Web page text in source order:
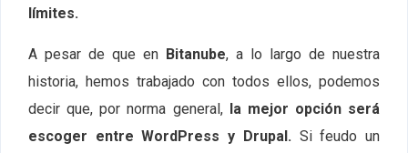
límites.
A pesar de que en Bitanube, a lo largo de nuestra
historia, hemos trabajado con todos ellos, podemos
decir que, por norma general, la mejor opción será
escoger entre WordPress y Drupal. Si feudo un